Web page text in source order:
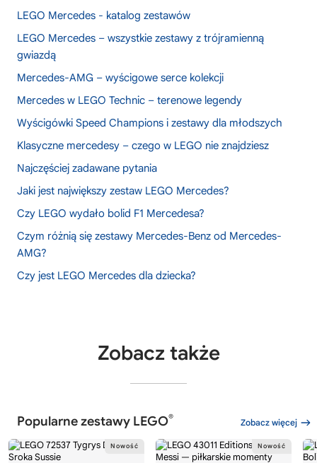
LEGO Mercedes - katalog zestawów
LEGO Mercedes – wszystkie zestawy z trójramienną
gwiazdą
Mercedes-AMG – wyścigowe serce kolekcji
Mercedes w LEGO Technic – terenowe legendy
Wyścigówki Speed Champions i zestawy dla młodszych
Klasyczne mercedesy – czego w LEGO nie znajdziesz
Najczęściej zadawane pytania
Jaki jest największy zestaw LEGO Mercedes?
Czy LEGO wydało bolid F1 Mercedesa?
Czym różnią się zestawy Mercedes-Benz od Mercedes-
AMG?
Czy jest LEGO Mercedes dla dziecka?
Zobacz także
Popularne zestawy LEGO® Zobacz więcej